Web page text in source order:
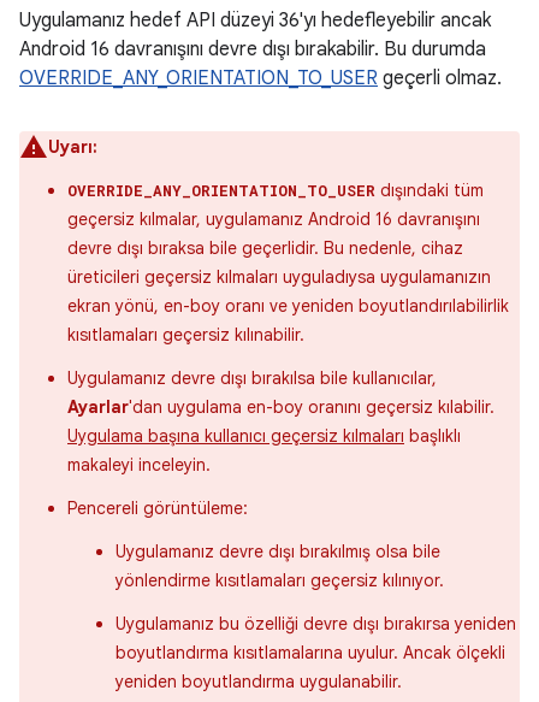
Uygulamanız hedef API düzeyi 36'yı hedefleyebilir ancak
Android 16 davranışını devre dışı bırakabilir. Bu durumda
OVERRIDE_ANY_ORIENTATION_TO_USER geçerli olmaz.
Uyarı:
OVERRIDE_ANY_ORIENTATION_TO_USER dışındaki tüm
geçersiz kılmalar, uygulamanız Android 16 davranışını
devre dışı bıraksa bile geçerlidir. Bu nedenle, cihaz
üreticileri geçersiz kılmaları uyguladıysa uygulamanızın
ekran yönü, en-boy oranı ve yeniden boyutlandırılabilirlik
kısıtlamaları geçersiz kılınabilir.
Uygulamanız devre dışı bırakılsa bile kullanıcılar,
Ayarlar'dan uygulama en-boy oranını geçersiz kılabilir.
Uygulama başına kullanıcı geçersiz kılmaları başlıklı
makaleyi inceleyin.
Pencereli görüntüleme:
Uygulamanız devre dışı bırakılmış olsa bile
yönlendirme kısıtlamaları geçersiz kılınıyor.
Uygulamanız bu özelliği devre dışı bırakırsa yeniden
boyutlandırma kısıtlamalarına uyulur. Ancak ölçekli
yeniden boyutlandırma uygulanabilir.